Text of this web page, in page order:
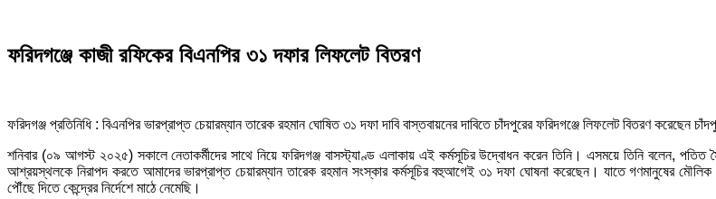
ফরিদগঞ্জে কাজী রফিকের বিএনপির ৩১ দফার লিফলেট বিতরণ
ফরিদগঞ্জ প্রতিনিধি : বিএনপির ভারপ্রাপ্ত চেয়ারম্যান তারেক রহমান ঘোষিত ৩১ দফা দাবি বাস্তবায়নের দাবিতে চাঁদপুরের ফরিদগঞ্জে লিফলেট বিতরণ করেছেন
শনিবার (০৯ আগস্ট ২০২৫) সকালে নেতাকর্মীদের সাথে নিয়ে ফরিদগঞ্জ বাসস্ট্যাণ্ড এলাকায় এই কর্মসূচির উদ্বোধন করেন তিনি। এসময়ে তিনি বলেন,
আশ্রয়স্থলকে নিরাপদ করতে আমাদের ভারপ্রাপ্ত চেয়ারম্যান তারেক রহমান সংস্কার কর্মসূচির বহুআগেই ৩১ দফা ঘোষনা করেছেন। যাতে গণমানুষের
পৌঁছে দিতে কেন্দ্রের নির্দেশে মাঠে নেমেছি।